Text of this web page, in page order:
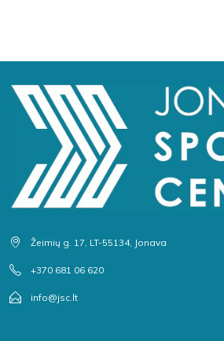
Žeimių g. 17, LT-55134, Jonava
+370 681 06 620
info@jsc.lt